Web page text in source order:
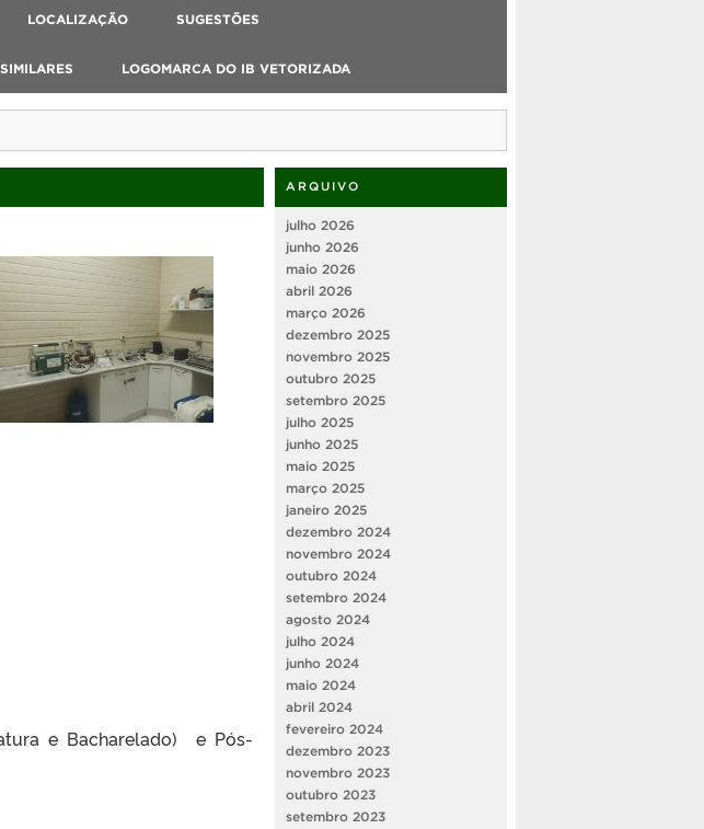
LOCALIZAÇÃO SUGESTÕES
LOGOMARCA DO IB VETORIZADA
e Bacharelado) e Pós-
ARQUIVO
julho 2026
junho 2026
maio 2026
abril 2026
março 2026
dezembro 2025
novembro 2025
outubro 2025
setembro 2025
julho 2025
junho 2025
maio 2025
março 2025
janeiro 2025
dezembro 2024
novembro 2024
outubro 2024
setembro 2024
agosto 2024
julho 2024
junho 2024
maio 2024
abril 2024
fevereiro 2024
dezembro 2023
novembro 2023
outubro 2023
setembro 2023